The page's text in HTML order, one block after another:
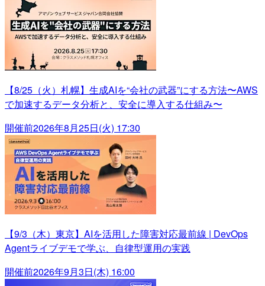
【8/25（火）札幌】生成AIを“会社の武器”にする方法〜AWS
で加速するデータ分析と、安全に導入する仕組み〜
開催前2026年8月25日(火) 17:30
【9/3（木）東京】AIを活用した障害対応最前線 | DevOps
Agentライブデモで学ぶ、自律型運用の実践
開催前2026年9月3日(木) 16:00